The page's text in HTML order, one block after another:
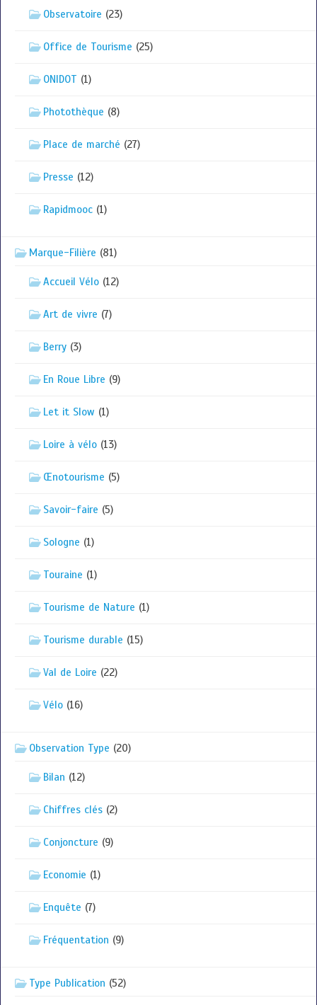
Observatoire (23)
Office de Tourisme (25)
ONIDOT (1)
Photothèque (8)
Place de marché (27)
Presse (12)
Rapidmooc (1)
Marque-Filière (81)
Accueil Vélo (12)
Art de vivre (7)
Berry (3)
En Roue Libre (9)
Let it Slow (1)
Loire à vélo (13)
Œnotourisme (5)
Savoir-faire (5)
Sologne (1)
Touraine (1)
Tourisme de Nature (1)
Tourisme durable (15)
Val de Loire (22)
Vélo (16)
Observation Type (20)
Bilan (12)
Chiffres clés (2)
Conjoncture (9)
Economie (1)
Enquête (7)
Fréquentation (9)
Type Publication (52)